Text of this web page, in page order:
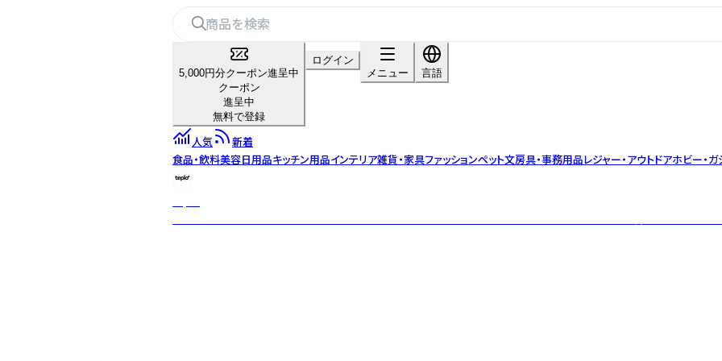
5,000円分クーポン進呈中
クーポン
進呈中
無料で登録
ログイン
メニュー
言語
人気
新着
食品・飲料美容日用品キッチン用品インテリア雑貨・家具ファッションペット文房具・事務用品レジャー・アウトドアホビー・ガ